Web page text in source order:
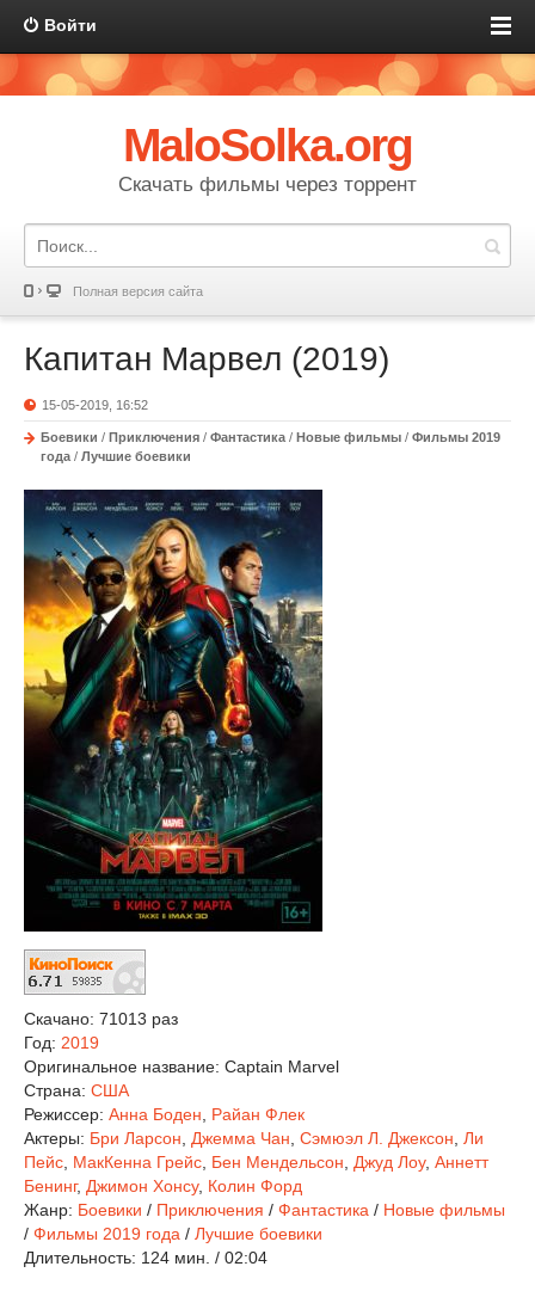
Войти
MaloSolka.org
Скачать фильмы через торрент
Полная версия сайта
Капитан Марвел (2019)
15-05-2019, 16:52
Боевики / Приключения / Фантастика / Новые фильмы / Фильмы 2019
года / Лучшие боевики
Скачано: 71013 раз
Год: 2019
Оригинальное название: Captain Marvel
Страна: США
Режиссер: Анна Боден
Райан Флек
Актеры: Бри Ларсон Джемма Чан Сэмюэл Л. Джексон Ли
Пейс МакКенна Грейс Бен Мендельсон Джуд Лоу, Аннетт
Бенинг, Джимон Хонсу, Колин Форд
Жанр: Боевики / Приключения / Фантастика / Новые фильмы
/ Фильмы 2019 года / Лучшие боевики
Длительность: 124 мин. / 02:04